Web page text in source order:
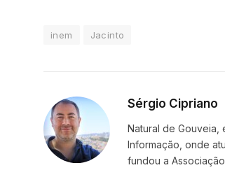
inem Jacinto
Sérgio Cipriano
Natural de Gouveia,
Informação, onde
fundou a